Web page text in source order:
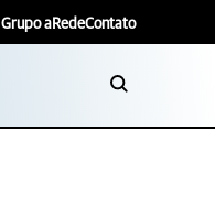
Grupo aRedeContato